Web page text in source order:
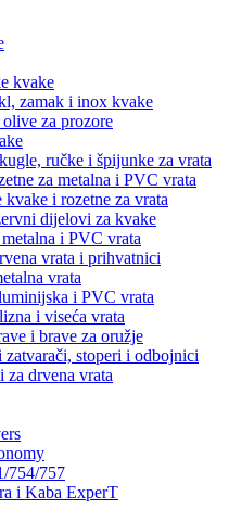
kvake
zamak i inox kvake
za prozore
ručke i špijunke za vrata
za metalna i PVC vrata
kvake i rozetne za vrata
dijelovi za kvake
i PVC vrata
vrata i prihvatnici
vrata
i PVC vrata
i viseća vrata
i brave za oružje
stoperi i odbojnici
za drvena vrata
754/757
i Kaba ExperT